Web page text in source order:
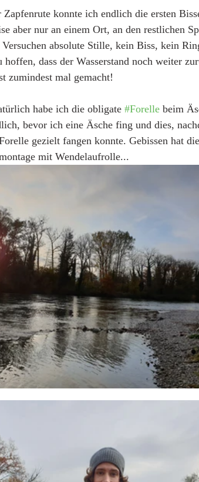
konnte ich endlich die ersten
aber nur an einem Ort, an den restlichen
absolute Stille, kein Biss, kein
dass der Wasserstand noch weiter
zumindest mal gemacht!
habe ich die obligate #Forelle beim
bevor ich eine Äsche fing und dies,
gezielt fangen konnte. Gebissen hat
mit Wendelaufrolle...